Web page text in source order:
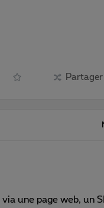
Partager
via une page web, un